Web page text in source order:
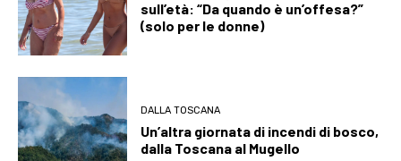
sull’età: “Da quando è un’offesa?”
(solo per le donne)
DALLA TOSCANA
Un’altra giornata di incendi di bosco,
dalla Toscana al Mugello